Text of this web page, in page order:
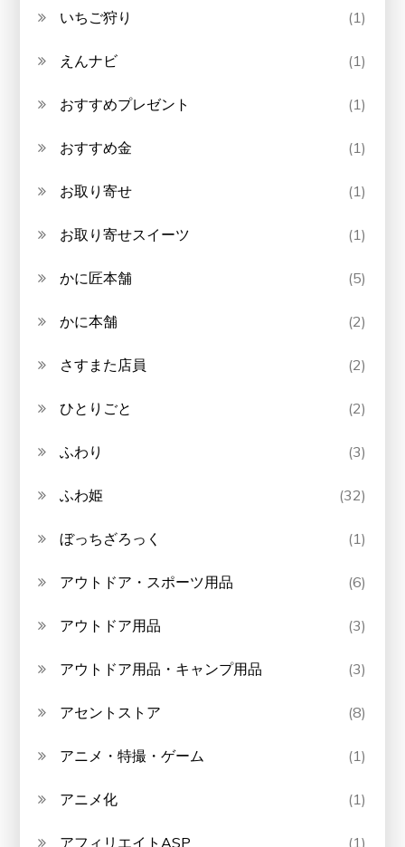
いちご狩り (1)
えんナビ (1)
おすすめプレゼント (1)
おすすめ金 (1)
お取り寄せ (1)
お取り寄せスイーツ (1)
かに匠本舗 (5)
かに本舗 (2)
さすまた店員 (2)
ひとりごと (2)
ふわり (3)
ふわ姫 (32)
ぼっちざろっく (1)
アウトドア・スポーツ用品 (6)
アウトドア用品 (3)
アウトドア用品・キャンプ用品 (3)
アセントストア (8)
アニメ・特撮・ゲーム (1)
アニメ化 (1)
アフィリエイトASP (1)